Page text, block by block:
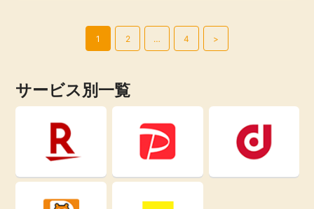
1 2 … 4 >
サービス別一覧